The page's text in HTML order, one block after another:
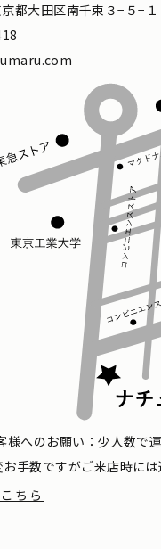
都大田区南千束３−５−１
様へのお願い：少人数で
手数ですがご来店時には
ちら